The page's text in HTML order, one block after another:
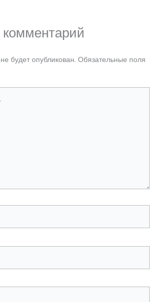
будет опубликован. Обязательные поля